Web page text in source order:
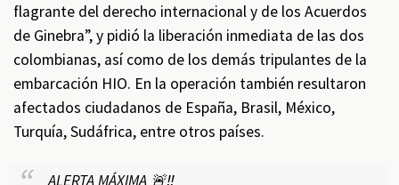
flagrante del derecho internacional y de los Acuerdos
de Ginebra”, y pidió la liberación inmediata de las dos
colombianas, así como de los demás tripulantes de la
embarcación HIO. En la operación también resultaron
afectados ciudadanos de España, Brasil, México,
Turquía, Sudáfrica, entre otros países.
ALERTA MÁXIMA 🚨‼️